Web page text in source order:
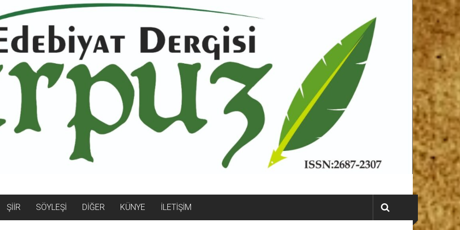
ŞİİR SÖYLEŞİ DİĞER KÜNYE İLETİŞİM